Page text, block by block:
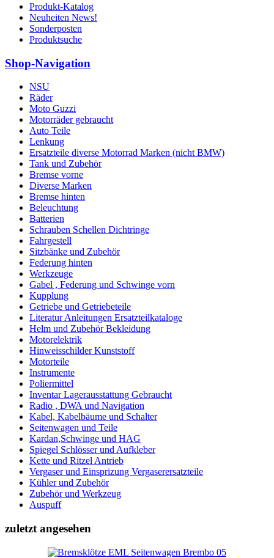
Produkt-Katalog
Neuheiten News!
Sonderposten
Produktsuche
Shop-Navigation
NSU
Räder
Moto Guzzi
Motorräder gebraucht
Auto Teile
Lenkung
Ersatzteile diverse Motorrad Marken (nicht BMW)
Tank und Zubehör
Bremse vorne
Diverse Marken
Bremse hinten
Beleuchtung
Batterien
Schrauben Schellen Dichtringe
Fahrgestell
Sitzbänke und Zubehör
Federung hinten
Werkzeuge
Gabel , Federung und Schwinge vorn
Kupplung
Getriebe und Getriebeteile
Literatur Anleitungen Ersatzteilkataloge
Helm und Zubehör Bekleidung
Motorelektrik
Hinweisschilder Kunststoff
Motorteile
Instrumente
Poliermittel
Inventar Lagerausstattung Gebraucht
Radio , DWA und Navigation
Kabel, Kabelbäume und Schalter
Seitenwagen und Teile
Kardan,Schwinge und HAG
Spiegel Schlösser und Aufkleber
Kette und Ritzel Antrieb
Vergaser und Einsprizung Vergaserersatzteile
Kühler und Zubehör
Zubehör und Werkzeug
Auspuff
zuletzt angesehen